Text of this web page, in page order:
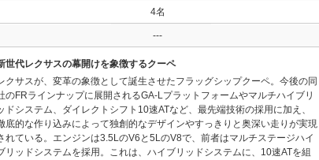
4名
---
世代レクサスの幕開けを象徴するクーペ
クサスが、変革の象徴として誕生させたフラッグシップクーペ。今後の同
のFRラインナップに展開されるGA-Lプラットフォームやマルチハイブリ
ドシステム、ダイレクトシフト10速ATなど、最先端技術の採用に加え、
底的な作り込みによって独創的なデザインやすっきりと奥深い走りが実現
れている。エンジンは3.5LのV6と5LのV8で、前者はマルチステージハイ
リッドシステムを採用。これは、ハイブリッドシステムに、10速ATを組